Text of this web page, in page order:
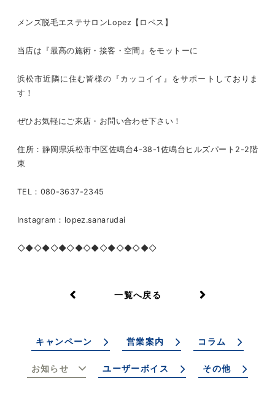
メンズ脱毛エステサロンLopez【ロペス】
当店は『最高の施術・接客・空間』をモットーに
浜松市近隣に住む皆様の『カッコイイ』をサポートしておりま
す！
ぜひお気軽にご来店・お問い合わせ下さい！
住所：静岡県浜松市中区佐鳴台4-38-1佐鳴台ヒルズパート2-2階
東
TEL：080-3637-2345
Instagram：lopez.sanarudai
◇◆◇◆◇◆◇◆◇◆◇◆◇◆◇◆◇
一覧へ戻る
キャンペーン 営業案内 コラム
お知らせ ユーザーボイス その他